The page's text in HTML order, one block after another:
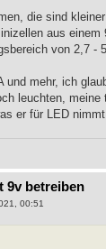
die sind
aus einem
von 2,7 -
und mehr, ich
leuchten,
er für LED
9v betreiben
00:51